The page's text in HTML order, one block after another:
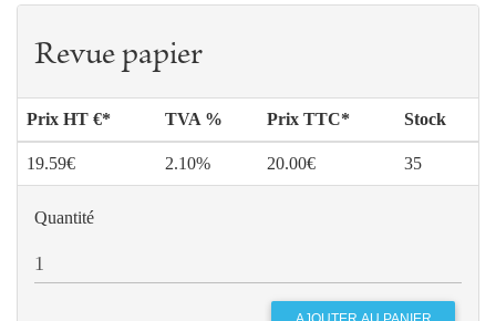
Revue papier
Prix HT €* TVA % Prix TTC* Stock
19.59€ 2.10% 20.00€ 35
Quantité